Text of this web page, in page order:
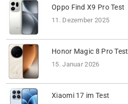
Oppo Find X9 Pro Test
11. Dezember 2025
Honor Magic 8 Pro Test
15. Januar 2026
Xiaomi 17 im Test